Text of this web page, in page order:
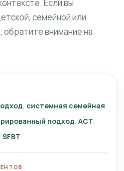
Если вы
семейной или
обратите внимание на
системная семейная
подход ACT
SFBT